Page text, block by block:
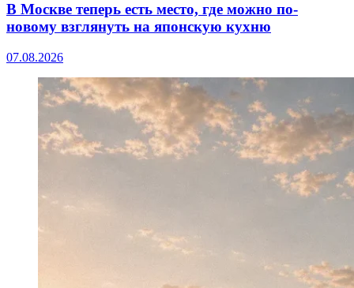
В Москве теперь есть место, где можно по-
новому взглянуть на японскую кухню
07.08.2026